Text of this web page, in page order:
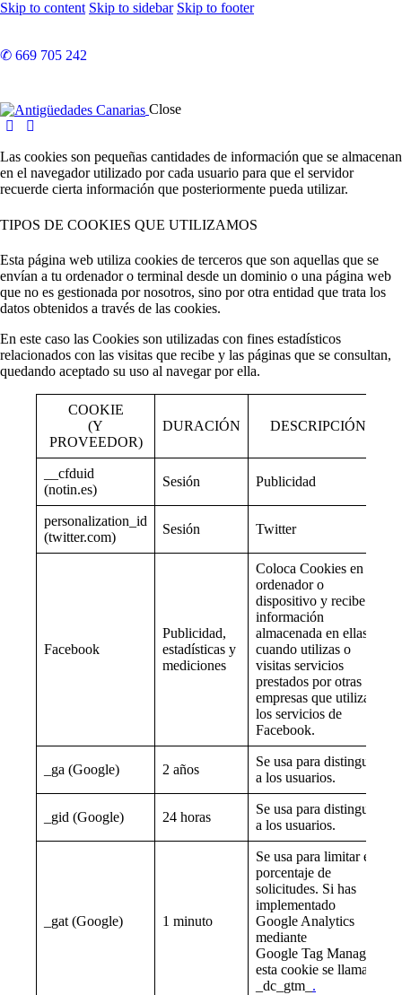
Skip to content Skip to sidebar Skip to footer
✆ 669 705 242
Close
Las cookies son pequeñas cantidades de información que se almacenan
en el navegador utilizado por cada usuario para que el servidor
recuerde cierta información que posteriormente pueda utilizar.
TIPOS DE COOKIES QUE UTILIZAMOS
Esta página web utiliza cookies de terceros que son aquellas que se
envían a tu ordenador o terminal desde un dominio o una página web
que no es gestionada por nosotros, sino por otra entidad que trata los
datos obtenidos a través de las cookies.
En este caso las Cookies son utilizadas con fines estadísticos
relacionados con las visitas que recibe y las páginas que se consultan,
quedando aceptado su uso al navegar por ella.
COOKIE
(Y
PROVEEDOR)
DURACIÓN DESCRIPCIÓN
__cfduid
(notin.es)
Sesión Publicidad
personalization_id
(twitter.com)
Sesión Twitter
Facebook
Publicidad,
estadísticas y
mediciones
Coloca Cookies en el
ordenador o
dispositivo y recibe la
información
almacenada en ellas
cuando utilizas o
visitas servicios
prestados por otras
empresas que utilizan
los servicios de
Facebook.
_ga (Google) 2 años
Se usa para distinguir
a los usuarios.
_gid (Google) 24 horas
Se usa para distinguir
a los usuarios.
_gat (Google) 1 minuto
Se usa para limitar el
porcentaje de
solicitudes. Si has
implementado
Google Analytics
mediante
Google Tag Manager,
esta cookie se llamará
_dc_gtm_ .